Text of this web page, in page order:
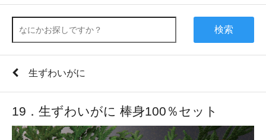
検索
生ずわいがに
19．生ずわいがに 棒身100％セット